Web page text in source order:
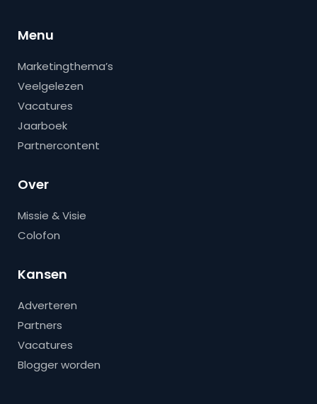
Menu
Marketingthema’s
Veelgelezen
Vacatures
Jaarboek
Partnercontent
Over
Missie & Visie
Colofon
Kansen
Adverteren
Partners
Vacatures
Blogger worden